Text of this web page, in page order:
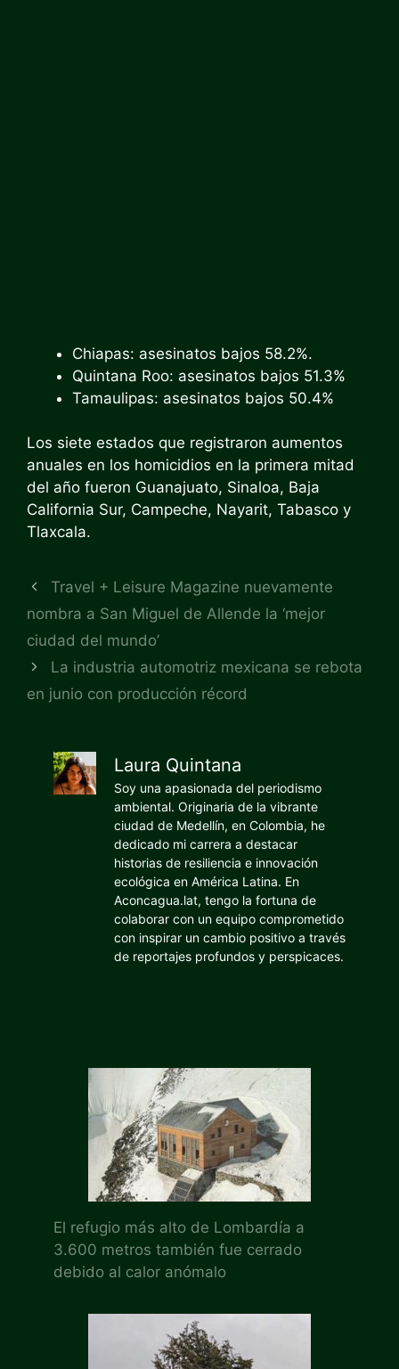
Chiapas: asesinatos bajos 58.2%.
Quintana Roo: asesinatos bajos 51.3%
Tamaulipas: asesinatos bajos 50.4%
Los siete estados que registraron aumentos
anuales en los homicidios en la primera mitad
del año fueron Guanajuato, Sinaloa, Baja
California Sur, Campeche, Nayarit, Tabasco y
Tlaxcala.
Travel + Leisure Magazine nuevamente
nombra a San Miguel de Allende la ‘mejor
ciudad del mundo’
La industria automotriz mexicana se rebota
en junio con producción récord
Laura Quintana
Soy una apasionada del periodismo
ambiental. Originaria de la vibrante
ciudad de Medellín, en Colombia, he
dedicado mi carrera a destacar
historias de resiliencia e innovación
ecológica en América Latina. En
Aconcagua.lat, tengo la fortuna de
colaborar con un equipo comprometido
con inspirar un cambio positivo a través
de reportajes profundos y perspicaces.
El refugio más alto de Lombardía a
3.600 metros también fue cerrado
debido al calor anómalo